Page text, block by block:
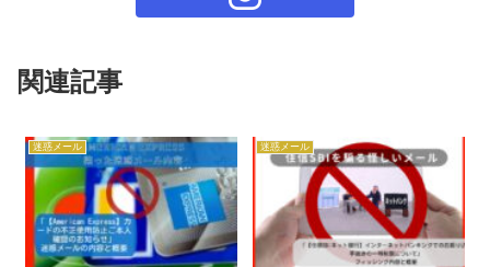
関連記事
迷惑メール 迷惑メール